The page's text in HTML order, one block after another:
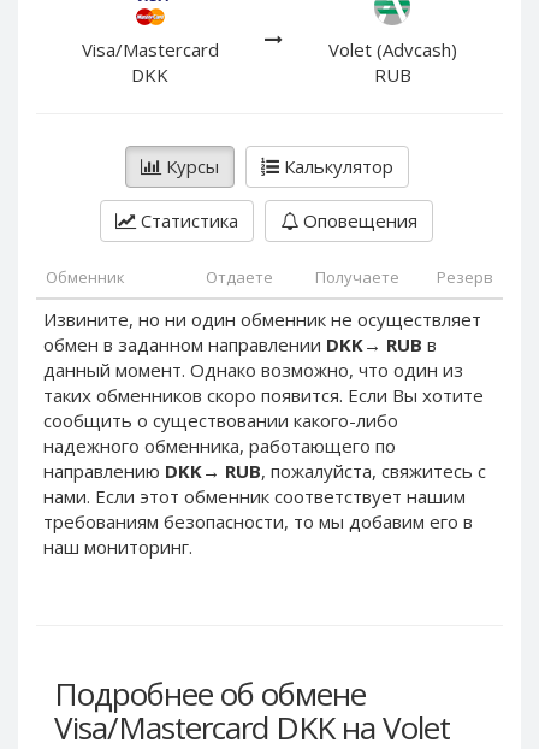
Visa/Mastercard
DKK
Volet (Advcash)
RUB
Курсы Калькулятор
Статистика Оповещения
Обменник Отдаете Получаете Резерв
Извините, но ни один обменник не осуществляет
обмен в заданном направлении DKK→ RUB в
данный момент. Однако возможно, что один из
таких обменников скоро появится. Если Вы хотите
сообщить о существовании какого-либо
надежного обменника, работающего по
направлению DKK→ RUB, пожалуйста, свяжитесь с
нами. Если этот обменник соответствует нашим
требованиям безопасности, то мы добавим его в
наш мониторинг.
Подробнее об обмене
Visa/Mastercard DKK на Volet
PayPal HKD
PayPal NOK
PayPal PLN
PayPal SGD
PayPal CHF
PayPal MYR
Webmoney WMZ
Webmoney WMR
Webmoney WME
Webmoney WMU
Webmoney WMK
Webmoney WMG
Skril EUR
Skril INR
PayPal DKK
PayPal HKD
PayPal JPY
PayPal NOK
PayPal PLN
PayPal SGD
PayPal CHF
PayPal MYR
Webmoney WMZ
Webmoney WMR
Webmoney WME
Webmoney WMU
Webmoney WMK
Skril EUR
Skril INR